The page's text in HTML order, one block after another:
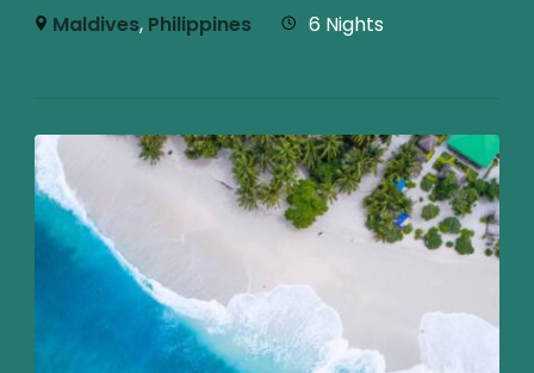
Maldives, Philippines 6 Nights